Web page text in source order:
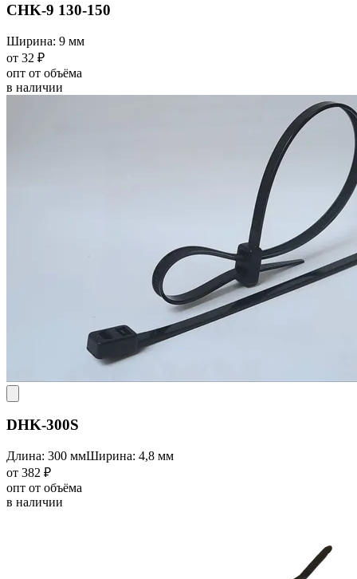
CHK-9 130-150
Ширина: 9 мм
от 32 ₽
опт от объёма
в наличии
DHK-300S
Длина: 300 ммШирина: 4,8 мм
от 382 ₽
опт от объёма
в наличии